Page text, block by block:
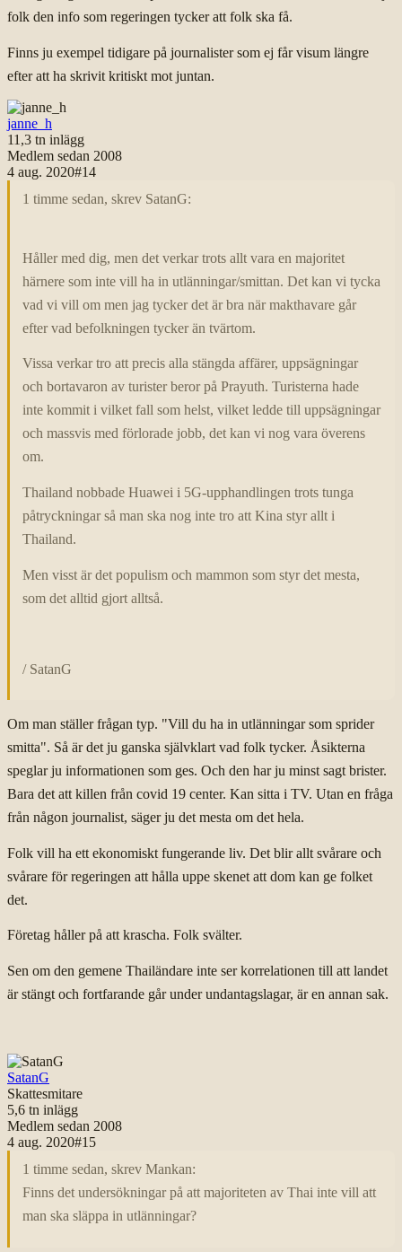
folk den info som regeringen tycker att folk ska få.
Finns ju exempel tidigare på journalister som ej får visum längre
efter att ha skrivit kritiskt mot juntan.
janne_h
11,3 tn inlägg
Medlem sedan 2008
4 aug. 2020#14
1 timme sedan, skrev SatanG:
Håller med dig, men det verkar trots allt vara en majoritet
härnere som inte vill ha in utlänningar/smittan. Det kan vi tycka
vad vi vill om men jag tycker det är bra när makthavare går
efter vad befolkningen tycker än tvärtom.
Vissa verkar tro att precis alla stängda affärer, uppsägningar
och bortavaron av turister beror på Prayuth. Turisterna hade
inte kommit i vilket fall som helst, vilket ledde till uppsägningar
och massvis med förlorade jobb, det kan vi nog vara överens
om.
Thailand nobbade Huawei i 5G-upphandlingen trots tunga
påtryckningar så man ska nog inte tro att Kina styr allt i
Thailand.
Men visst är det populism och mammon som styr det mesta,
som det alltid gjort alltså.
/ SatanG
Om man ställer frågan typ. "Vill du ha in utlänningar som sprider
smitta". Så är det ju ganska självklart vad folk tycker. Åsikterna
speglar ju informationen som ges. Och den har ju minst sagt brister.
Bara det att killen från covid 19 center. Kan sitta i TV. Utan en fråga
från någon journalist, säger ju det mesta om det hela.
Folk vill ha ett ekonomiskt fungerande liv. Det blir allt svårare och
svårare för regeringen att hålla uppe skenet att dom kan ge folket
det.
Företag håller på att krascha. Folk svälter.
Sen om den gemene Thailändare inte ser korrelationen till att landet
är stängt och fortfarande går under undantagslagar, är en annan sak.
SatanG
Skattesmitare
5,6 tn inlägg
Medlem sedan 2008
4 aug. 2020#15
1 timme sedan, skrev Mankan:
Finns det undersökningar på att majoriteten av Thai inte vill att
man ska släppa in utlänningar?